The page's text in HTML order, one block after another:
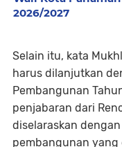
2026/2027
Selain itu, kata
harus dilanjutkan
Pembangunan
penjabaran dari
diselaraskan
pembangunan yang